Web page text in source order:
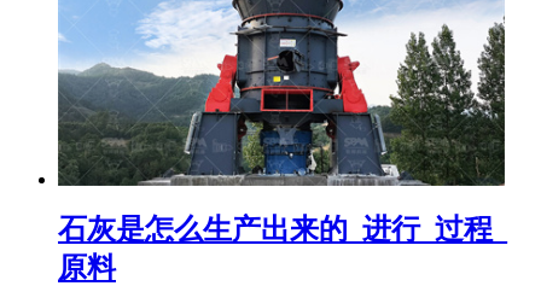
石灰是怎么生产出来的_进行_过程_
原料